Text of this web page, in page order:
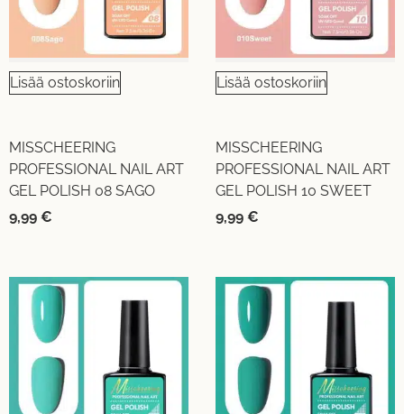
Lisää ostoskoriin
MISSCHEERING
PROFESSIONAL NAIL ART
GEL POLISH 08 SAGO
9,99 €
Lisää ostoskoriin
MISSCHEERING
PROFESSIONAL NAIL ART
GEL POLISH 10 SWEET
9,99 €